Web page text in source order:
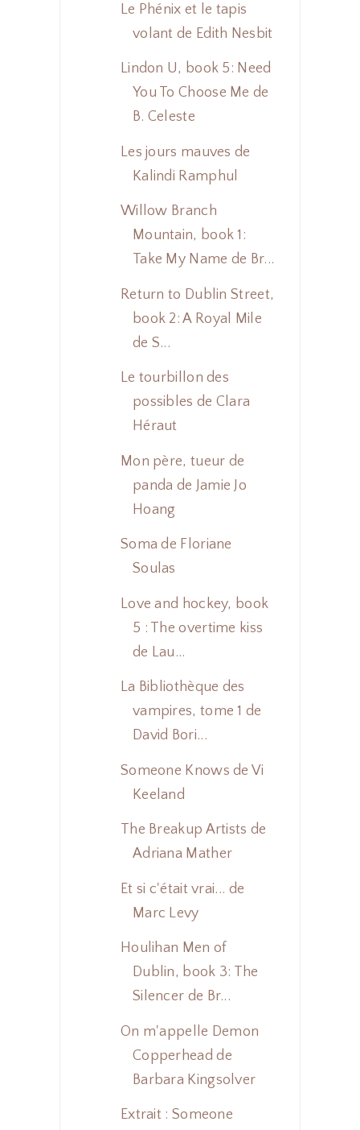
Le Phénix et le tapis
volant de Edith Nesbit
Lindon U, book 5: Need
You To Choose Me de
B. Celeste
Les jours mauves de
Kalindi Ramphul
Willow Branch
Mountain, book 1:
Take My Name de Br...
Return to Dublin Street,
book 2: A Royal Mile
de S...
Le tourbillon des
possibles de Clara
Héraut
Mon père, tueur de
panda de Jamie Jo
Hoang
Soma de Floriane
Soulas
Love and hockey, book
5 : The overtime kiss
de Lau...
La Bibliothèque des
vampires, tome 1 de
David Bori...
Someone Knows de Vi
Keeland
The Breakup Artists de
Adriana Mather
Et si c'était vrai... de
Marc Levy
Houlihan Men of
Dublin, book 3: The
Silencer de Br...
On m'appelle Demon
Copperhead de
Barbara Kingsolver
Extrait : Someone